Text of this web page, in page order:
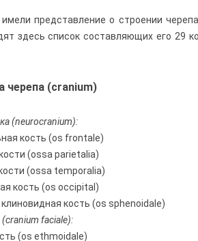
представление о строении
здесь список составляющих его 29
черепа (cranium)
(neurocranium):
кость (os frontale)
(ossa parietalia)
(ossa temporalia)
кость (os occipital)
кость (os sphenoidale)
(cranium faciale):
(os ethmoidale)